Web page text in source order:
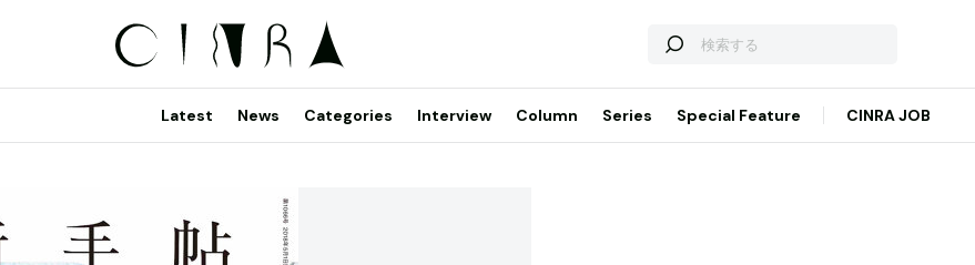
Latest News Categories Interview Column Series Special Feature CINRA JOB